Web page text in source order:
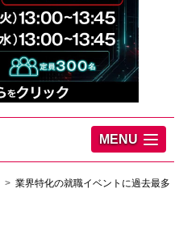
MENU
業界特化の就職イベントに過去最多